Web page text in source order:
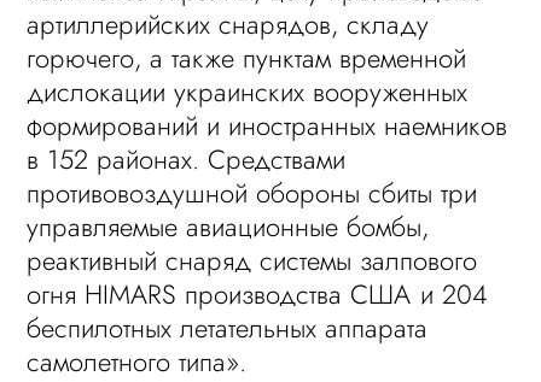
артиллерийских снарядов, складу
горючего, а также пунктам временной
дислокации украинских вооруженных
формирований и иностранных наемников
в 152 районах. Средствами
противовоздушной обороны сбиты три
управляемые авиационные бомбы,
реактивный снаряд системы залпового
огня HIMARS производства США и 204
беспилотных летательных аппарата
самолетного типа».